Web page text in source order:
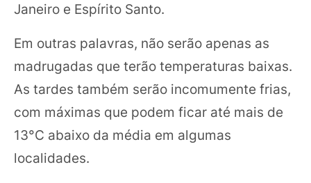
Janeiro e Espírito Santo.
Em outras palavras, não serão apenas as
madrugadas que terão temperaturas baixas.
As tardes também serão incomumente frias,
com máximas que podem ficar até mais de
13°C abaixo da média em algumas
localidades.